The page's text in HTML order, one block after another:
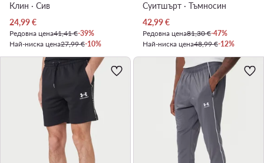
Клин · Сив
Актуална цена
24,99€
Редовна цена41,41 €-39%
Най-ниска цена27,99 €-10%
Суитшърт · Тъмносин
Актуална цена
42,99€
Редовна цена81,30 €-47%
Най-ниска цена48,99 €-12%